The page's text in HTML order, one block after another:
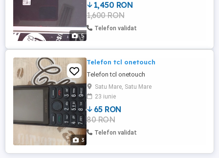
5
1,450 RON
1,600 RON
Telefon validat
3
Telefon tcl onetouch
Telefon tcl onetouch
Satu Mare, Satu Mare
23 iunie
65 RON
80 RON
Telefon validat